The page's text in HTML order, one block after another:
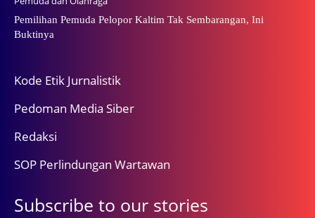
Pemilihan Pemuda Pelopor Kaltim Tak Sembarangan, Ini
Buktinya
Kode Etik Jurnalistik
Pedoman Media Siber
Redaksi
SOP Perlindungan Wartawan
Subscribe to our stories